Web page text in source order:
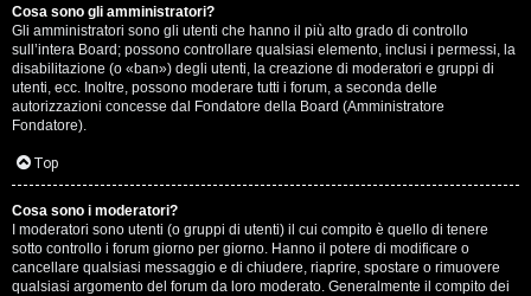
Cosa sono gli amministratori?
Gli amministratori sono gli utenti che hanno il più alto grado di controllo
sull’intera Board; possono controllare qualsiasi elemento, inclusi i permessi, la
disabilitazione (o «ban») degli utenti, la creazione di moderatori e gruppi di
utenti, ecc. Inoltre, possono moderare tutti i forum, a seconda delle
autorizzazioni concesse dal Fondatore della Board (Amministratore
Fondatore).
Top
Cosa sono i moderatori?
I moderatori sono utenti (o gruppi di utenti) il cui compito è quello di tenere
sotto controllo i forum giorno per giorno. Hanno il potere di modificare o
cancellare qualsiasi messaggio e di chiudere, riaprire, spostare o rimuovere
qualsiasi argomento del forum da loro moderato. Generalmente il compito dei
P
e
r
c
o
r